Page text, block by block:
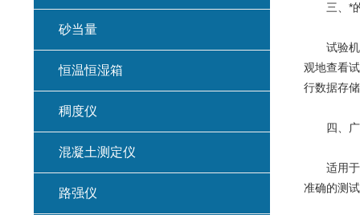
三、*的
试验机内
观地查看
行数据存
四、广
适用于各
准确的测
砂当量
恒温恒湿箱
稠度仪
混凝土测定仪
路强仪